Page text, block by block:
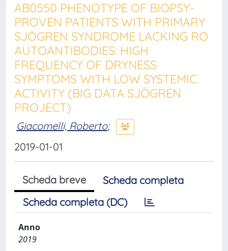
AB0550 PHENOTYPE OF BIOPSY-
PROVEN PATIENTS WITH PRIMARY
SJÖGREN SYNDROME LACKING RO
AUTOANTIBODIES: HIGH
FREQUENCY OF DRYNESS
SYMPTOMS WITH LOW SYSTEMIC
ACTIVITY (BIG DATA SJÖGREN
PROJECT)
Giacomelli, Roberto;
2019-01-01
Scheda breve
Scheda completa
Scheda completa (DC)
Anno
2019